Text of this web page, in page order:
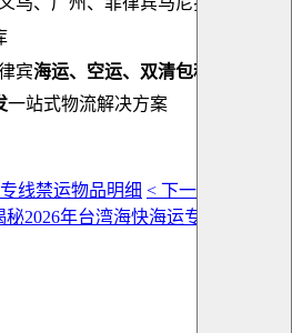
宾海运、空运、双清包税、到门派
一站式物流解决方案
线禁运物品明细 < 下一篇:
2026年台湾海快海运专线如何节